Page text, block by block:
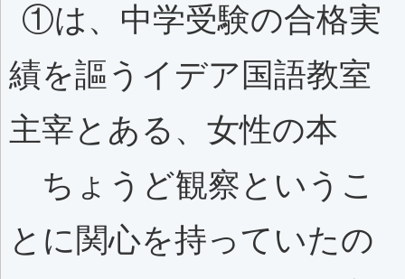
①は、中学受験の合格実
績を謳うイデア国語教室
主宰とある、女性の本
ちょうど観察というこ
とに関心を持っていたの